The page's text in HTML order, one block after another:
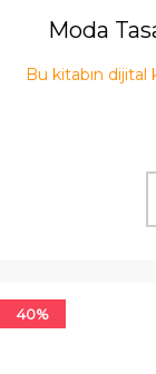
Moda
Bu kitabın dijital
40%